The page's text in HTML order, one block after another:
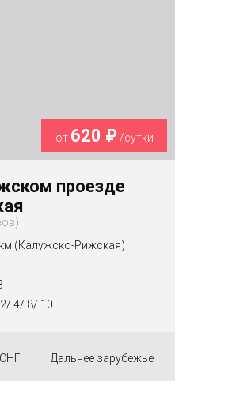
от 620 ₽/сутки
проезде
(Калужско-Рижская)
2/ 4/ 8/ 10
СНГ Дальнее зарубежье